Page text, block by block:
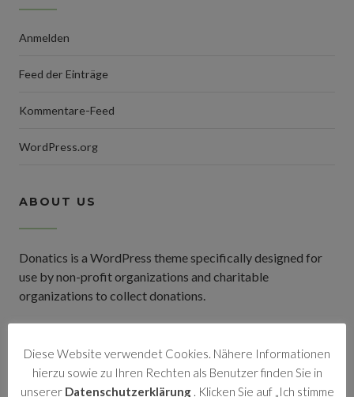
Anmelden
Feed der Einträge
Kommentare-Feed
WordPress.org
ABOUT US
Donatics is a WordPress theme specifically designed for
use by non-profit organizations and charitable
organizations to collect donations.
TAG CLOUDS
Diese Website verwendet Cookies. Nähere Informationen
hierzu sowie zu Ihren Rechten als Benutzer finden Sie in
unserer Datenschutzerklärung. Klicken Sie auf „Ich stimme